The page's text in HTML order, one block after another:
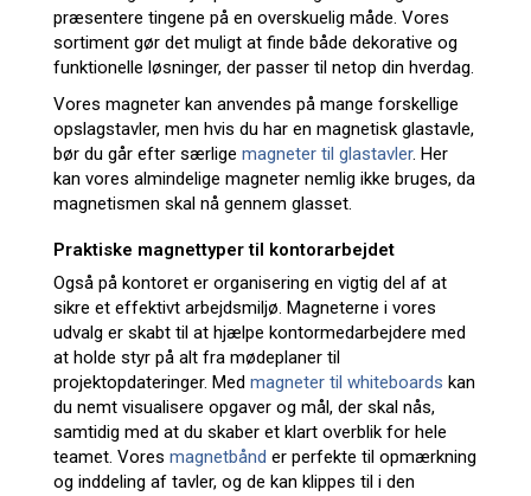
præsentere tingene på en overskuelig måde. Vores
sortiment gør det muligt at finde både dekorative og
funktionelle løsninger, der passer til netop din hverdag.
Vores magneter kan anvendes på mange forskellige
opslagstavler, men hvis du har en magnetisk glastavle,
bør du går efter særlige magneter til glastavler. Her
kan vores almindelige magneter nemlig ikke bruges, da
magnetismen skal nå gennem glasset.
Praktiske magnettyper til kontorarbejdet
Også på kontoret er organisering en vigtig del af at
sikre et effektivt arbejdsmiljø. Magneterne i vores
udvalg er skabt til at hjælpe kontormedarbejdere med
at holde styr på alt fra mødeplaner til
projektopdateringer. Med magneter til whiteboards kan
du nemt visualisere opgaver og mål, der skal nås,
samtidig med at du skaber et klart overblik for hele
teamet. Vores magnetbånd er perfekte til opmærkning
og inddeling af tavler, og de kan klippes til i den